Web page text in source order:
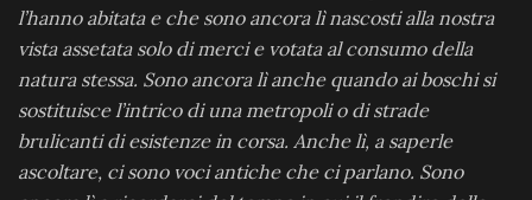
l’hanno abitata e che sono ancora lì nascosti alla nostra
vista assetata solo di merci e votata al consumo della
natura stessa. Sono ancora lì anche quando ai boschi si
sostituisce l’intrico di una metropoli o di strade
brulicanti di esistenze in corsa. Anche lì, a saperle
ascoltare, ci sono voci antiche che ci parlano. Sono